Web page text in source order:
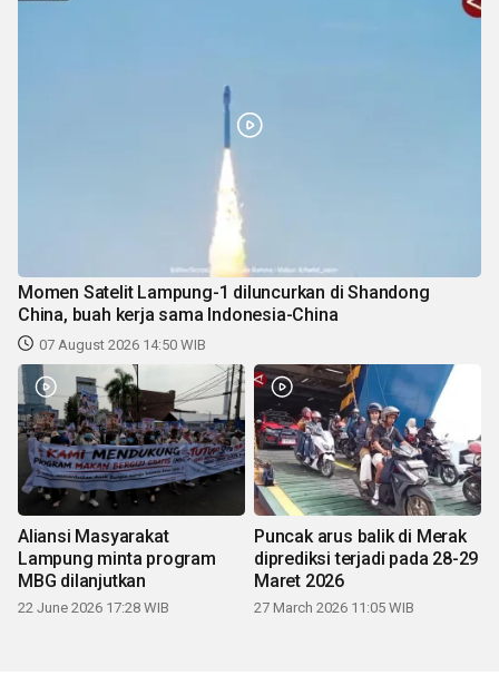
Momen Satelit Lampung-1 diluncurkan di Shandong
China, buah kerja sama Indonesia-China
07 August 2026 14:50 WIB
Aliansi Masyarakat
Lampung minta program
MBG dilanjutkan
22 June 2026 17:28 WIB
Puncak arus balik di Merak
diprediksi terjadi pada 28-29
Maret 2026
27 March 2026 11:05 WIB